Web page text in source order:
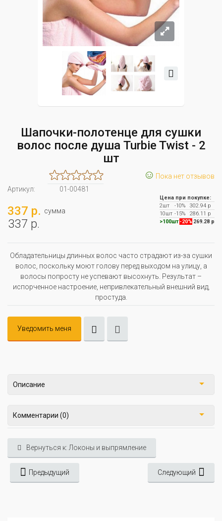
Шапочки-полотенце для сушки
волос после душа Turbie Twist - 2
шт
☺ Пока нет отзывов
Артикул:
01-00481
337 р. сумма
337 р.
Цена при покупке:
2шт
-10%
302.94 р
10шт -15%
286.11 р
>100шт -20% 269.28 р
Обладательницы длинных волос часто страдают из-за сушки
волос, поскольку моют голову перед выходом на улицу, а
волосы попросту не успевают высохнуть. Результат –
испорченное настроение, непривлекательный внешний вид,
простуда.
Уведомить меня
Описание
Комментарии (0)
Вернуться к: Локоны и выпрямление
Предыдущий Следующий